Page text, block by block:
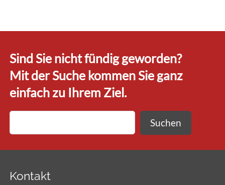
Sind Sie nicht fündig geworden?
Mit der Suche kommen Sie ganz
einfach zu Ihrem Ziel.
Suchen
Kontakt